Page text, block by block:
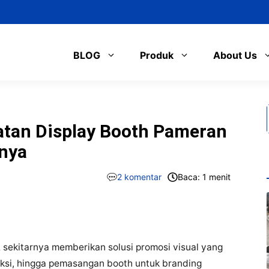
BLOG Produk About Us
Display Booth Pameran
2 komentar Baca: 1 menit
memberikan solusi promosi visual yang
hingga pemasangan booth untuk branding